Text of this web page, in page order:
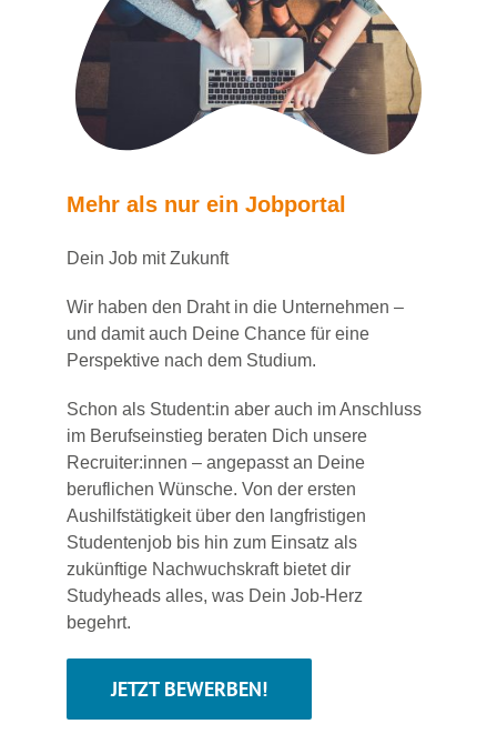
Mehr als nur ein Jobportal
Dein Job mit Zukunft
Wir haben den Draht in die Unternehmen –
und damit auch Deine Chance für eine
Perspektive nach dem Studium.
Schon als Student:in aber auch im Anschluss
im Berufseinstieg beraten Dich unsere
Recruiter:innen – angepasst an Deine
beruflichen Wünsche. Von der ersten
Aushilfstätigkeit über den langfristigen
Studentenjob bis hin zum Einsatz als
zukünftige Nachwuchskraft bietet dir
Studyheads alles, was Dein Job-Herz
begehrt.
JETZT BEWERBEN!